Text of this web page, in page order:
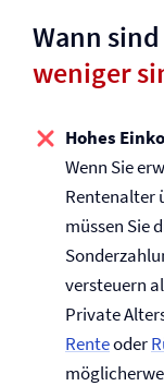
Wann
weniger
Hohes
Wenn Sie
Rentenalter
müssen Sie
versteuern
Private
Renteoder